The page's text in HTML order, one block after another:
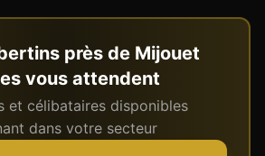
près de Mijouet
vous attendent
et célibataires disponibles
dans votre secteur